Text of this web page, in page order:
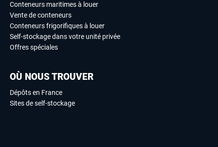
Conteneurs maritimes à louer
Vente de conteneurs
Conteneurs frigorifiques à louer
Self-stockage dans votre unité privée
Offres spéciales
OÙ NOUS TROUVER
Dépôts en France
Sites de self-stockage